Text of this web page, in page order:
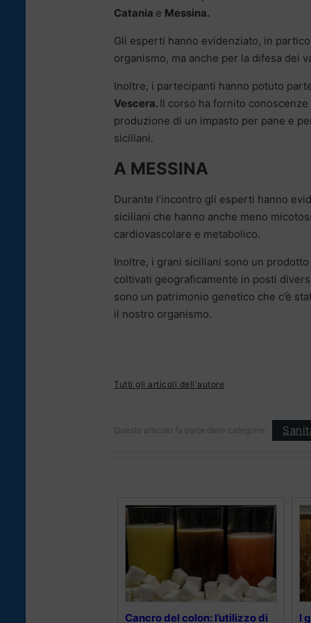
Catania e Messina.
Gli esperti hanno evidenziato, in
organismo, ma anche per la difesa dei
Inoltre, i partecipanti hanno potuto
Vescera. Il corso ha fornito
produzione di un impasto per pane e
siciliani.
A MESSINA
Durante l’incontro gli esperti hanno
siciliani che hanno anche meno
cardiovascolare e metabolico.
Inoltre, i grani siciliani sono un prodotto
coltivati geograficamente in posti
sono un patrimonio genetico che c’è
il nostro organismo.
Tutti gli articoli dell'autore
Questo articolo fa parte delle categorie:
Cancro del colon: l’utilizzo di I